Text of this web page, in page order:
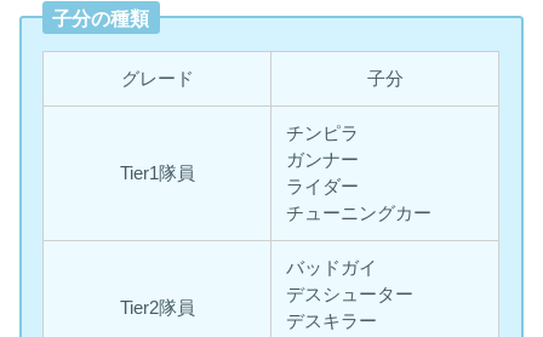
子分の種類
グレード 子分
Tier1隊員
チンピラ
ガンナー
ライダー
チューニングカー
Tier2隊員
バッドガイ
デスシューター
デスキラー